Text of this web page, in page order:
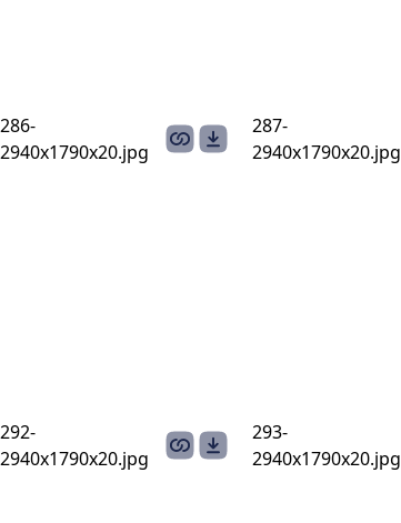
286-
2940х1790х20.jpg
287-
2940х1790x20.jpg
292-
2940х1790x20.jpg
293-
2940х1790x20.jpg